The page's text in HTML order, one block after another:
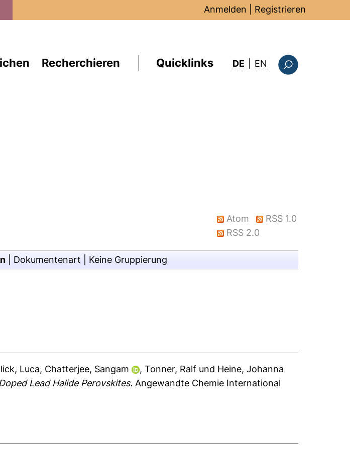
Anmelden Registrieren
Recherchieren Quicklinks DE EN : this page in
Atom
RSS 1.0
RSS 2.0
Dokumentenart Keine Gruppierung
Luca, Chatterjee, Sangam ,Tonner, Ralf und Heine, Johanna
Lead Halide Perovskites. Angewandte Chemie International